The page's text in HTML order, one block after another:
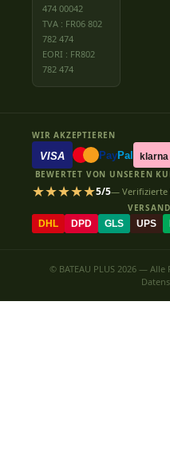
474 00042
TVA : FR06 802
782 474
EORI : FR802
782 474
WIR AKZEPTIEREN
VISA PayPal klarna
BEWERTET VON UNSEREN
★★★★★5/5— Verifizierte
DHL
DPD GLS UPS
© BATEAU PLUS 2026 — Alle